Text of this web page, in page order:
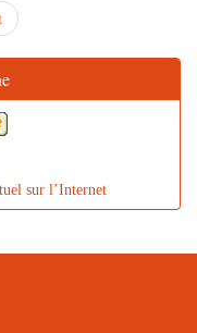
sur l’Internet